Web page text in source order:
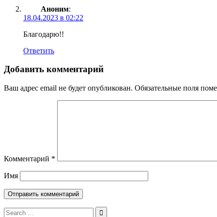
Аноним:
18.04.2023 в 02:22
Благодарю!!
Ответить
Добавить комментарий
Ваш адрес email не будет опубликован. Обязательные поля
Комментарий *
Имя
Search